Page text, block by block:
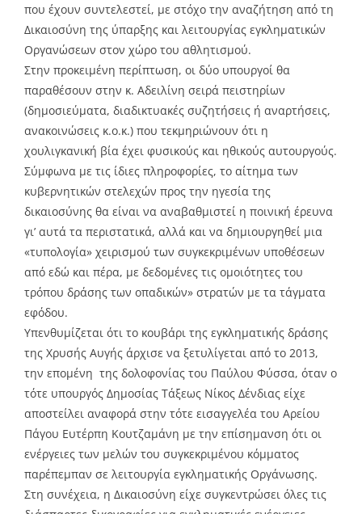
που έχουν συντελεστεί, με στόχο την αναζήτηση από τη
Δικαιοσύνη της ύπαρξης και λειτουργίας εγκληματικών
Οργανώσεων στον χώρο του αθλητισμού.
Στην προκειμένη περίπτωση, οι δύο υπουργοί θα
παραθέσουν στην κ. Αδειλίνη σειρά πειστηρίων
(δημοσιεύματα, διαδικτυακές συζητήσεις ή αναρτήσεις,
ανακοινώσεις κ.ο.κ.) που τεκμηριώνουν ότι η
χουλιγκανική βία έχει φυσικούς και ηθικούς αυτουργούς.
Σύμφωνα με τις ίδιες πληροφορίες, το αίτημα των
κυβερνητικών στελεχών προς την ηγεσία της
δικαιοσύνης θα είναι να αναβαθμιστεί η ποινική έρευνα
γι’ αυτά τα περιστατικά, αλλά και να δημιουργηθεί μια
«τυπολογία» χειρισμού των συγκεκριμένων υποθέσεων
από εδώ και πέρα, με δεδομένες τις ομοιότητες του
τρόπου δράσης των οπαδικών» στρατών με τα τάγματα
εφόδου.
Υπενθυμίζεται ότι το κουβάρι της εγκληματικής δράσης
της Χρυσής Αυγής άρχισε να ξετυλίγεται από το 2013,
την επομένη της δολοφονίας του Παύλου Φύσσα, όταν ο
τότε υπουργός Δημοσίας Τάξεως Νίκος Δένδιας είχε
αποστείλει αναφορά στην τότε εισαγγελέα του Αρείου
Πάγου Ευτέρπη Κουτζαμάνη με την επίσημανση ότι οι
ενέργειες των μελών του συγκεκριμένου κόμματος
παρέπεμπαν σε λειτουργία εγκληματικής Οργάνωσης.
Στη συνέχεια, η Δικαιοσύνη είχε συγκεντρώσει όλες τις